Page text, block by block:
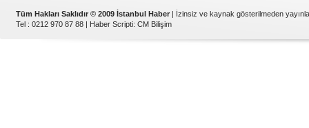
Tüm Hakları Saklıdır © 2009 İstanbul Haber | İzinsiz ve kaynak gösterilmeden
Tel : 0212 970 87 88 | Haber Scripti: CM Bilişim